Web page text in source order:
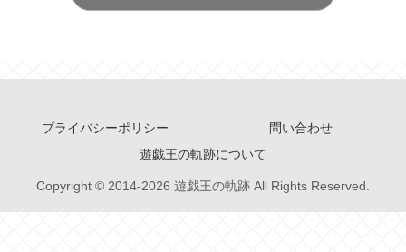
プライバシーポリシー
問い合わせ
遊戯王の軌跡について
Copyright © 2014-2026 遊戯王の軌跡 All Rights Reserved.